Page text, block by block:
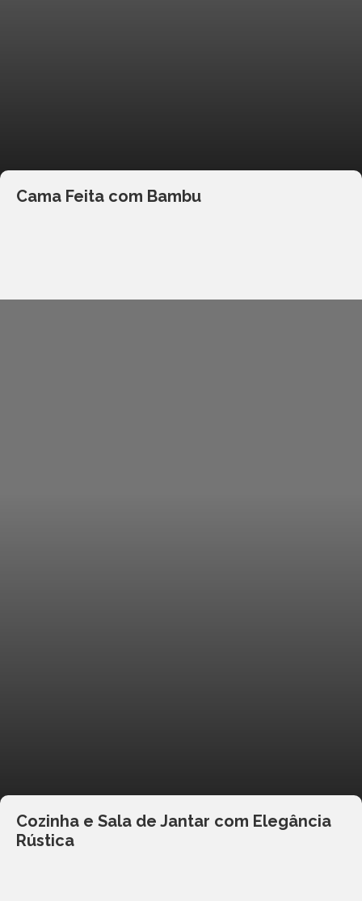
Cama Feita com Bambu
Cozinha e Sala de Jantar com Elegância
Rústica